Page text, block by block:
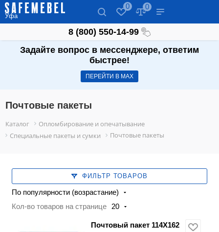
Уфа
0 0
8 (800) 550-14-99
Задайте вопрос в мессенджере, ответим
быстрее!
ПЕРЕЙТИ В МАХ
Почтовые пакеты
Каталог
Опломбирование и опечатывание
Специальные пакеты и сумки
Почтовые пакеты
ФИЛЬТР ТОВАРОВ
По популярности (возрастание)
Кол-во товаров на странице
20
Почтовый пакет 114Х162